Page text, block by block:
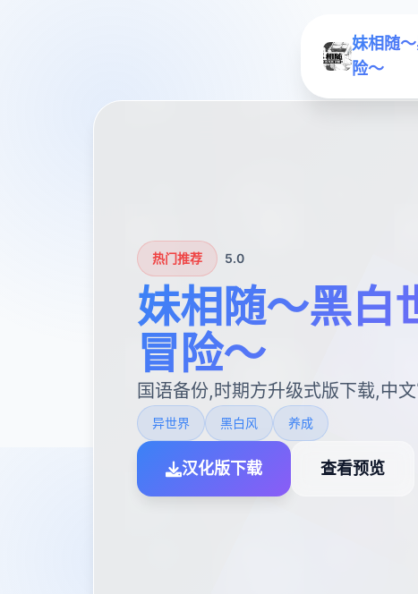
妹相随
险～
热门推荐 5.0
妹相随～黑白
冒险～
国语备份,时期方升级式版下载,中
异世界 黑白风 养成
汉化版下载 查看预览